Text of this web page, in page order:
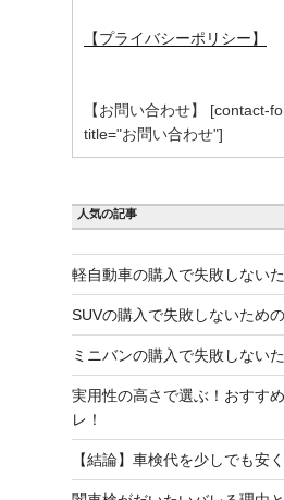
【プライバシーポリシー】
【お問い合わせ】 [contact-
title="お問い合わせ"]
人気の記事
軽自動車の購入で失敗しない
SUVの購入で失敗しないため
ミニバンの購入で失敗しない
実用性の高さで選ぶ！おすす
レ！
【結論】車検代を少しでも安